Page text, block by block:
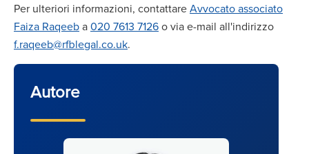
Per ulteriori informazioni, contattareAvvocato associato
Faiza Raqeeba020 7613 7126o via e-mail all'indirizzo
f.raqeeb@rfblegal.co.uk.
Autore